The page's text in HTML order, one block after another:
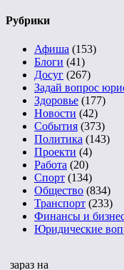
Рубрики
Афиша (153)
Блоги (41)
Досуг (267)
Задай вопрос
Здоровье (177)
Новости (42)
События (373)
Политика (143)
Проекти (4)
Работа (20)
Спорт (134)
Общество (834)
Транспорт (233)
Финансы и
Юридические
зараз на